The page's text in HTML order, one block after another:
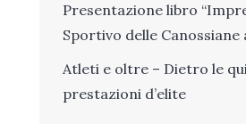
Presentazione libro
Sportivo delle Canossiane
Atleti e oltre – Dietro le
prestazioni d’elite